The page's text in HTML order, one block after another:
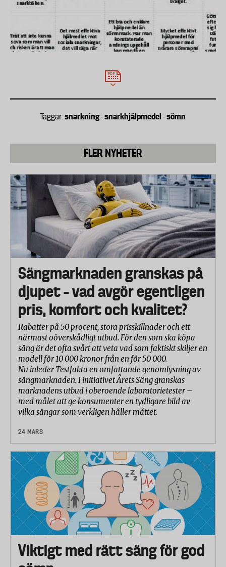
Detta kan orsakas av rökning, men också av vanliga
infektioner.
sömnen påverkas så att du blir trött dagtid.
som hjärtinfarkt, stroke, diabetes och depression.
Du blir också farlig i trafiken om din sömn rubbas.
Det finns bra medicinska hjälpmedel mot
andningsuppehåll och apné.
- Om du är överviktig och snarkar. Det kan räcka
med att gå ned några kilo för att snarkningarna ska
minska.
- Om familjen klagar på dig. Även om dina
snarkningar inte är farliga för din fysiska hälsa kan
det påverka din relation negativt. Det finns bra och
enkla hjälpmedel även för den ”sociala snarkaren”.
Så kan du snarka mindre
- Gå ned i vikt.
- Sluta röka.
- Undvik alkohol.
- Sov på magen eller sidan.
- Vid svårare snarkningar, sömnproblem eller
andningsuppehåll – sök hjälp
Taggar: snarkning-snarkhjälpmedel -sömn
FLER NYHETER
Sängmarknaden granskas på
djupet – vad avgör egentligen
pris, komfort och kvalitet?
Rabatter på 50 procent, stora prisskillnader och ett
närmast oöverskådligt utbud. För den som ska köpa
säng är det ofta svårt att veta vad som faktiskt skiljer en
modell för 10 000 kronor från en för 50 000.
Nu inleder Testfakta en omfattande genomlysning av
sängmarknaden. I initiativet Årets Säng granskas
marknadens utbud i oberoende laboratorietester –
med målet att ge konsumenter en tydligare bild av
vilka sängar som verkligen håller måttet.
24 MARS
Viktigt med rätt säng för god